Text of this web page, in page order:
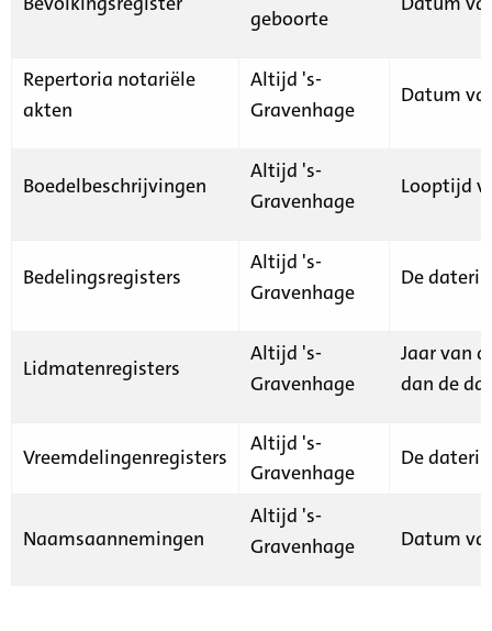
geboorte
Repertoria notariële
akten
Altijd 's-
Gravenhage
Datum
Boedelbeschrijvingen
Altijd 's-
Gravenhage
Looptijd
Bedelingsregisters
Altijd 's-
Gravenhage
De
Lidmatenregisters
Altijd 's-
Gravenhage
Jaar van
dan de
Vreemdelingenregisters
Altijd 's-
Gravenhage
De
Naamsaannemingen
Altijd 's-
Gravenhage
Datum